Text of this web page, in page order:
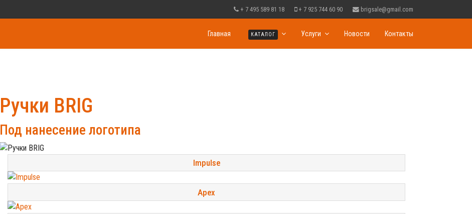
+ 7 495 589 81 18 + 7 925 744 60 90 brigsale@gmail.com
Главная КАТАЛОГ Услуги Новости Контакты
Ручки BRIG
Под нанесение логотипа
Impulse
ECO Hit